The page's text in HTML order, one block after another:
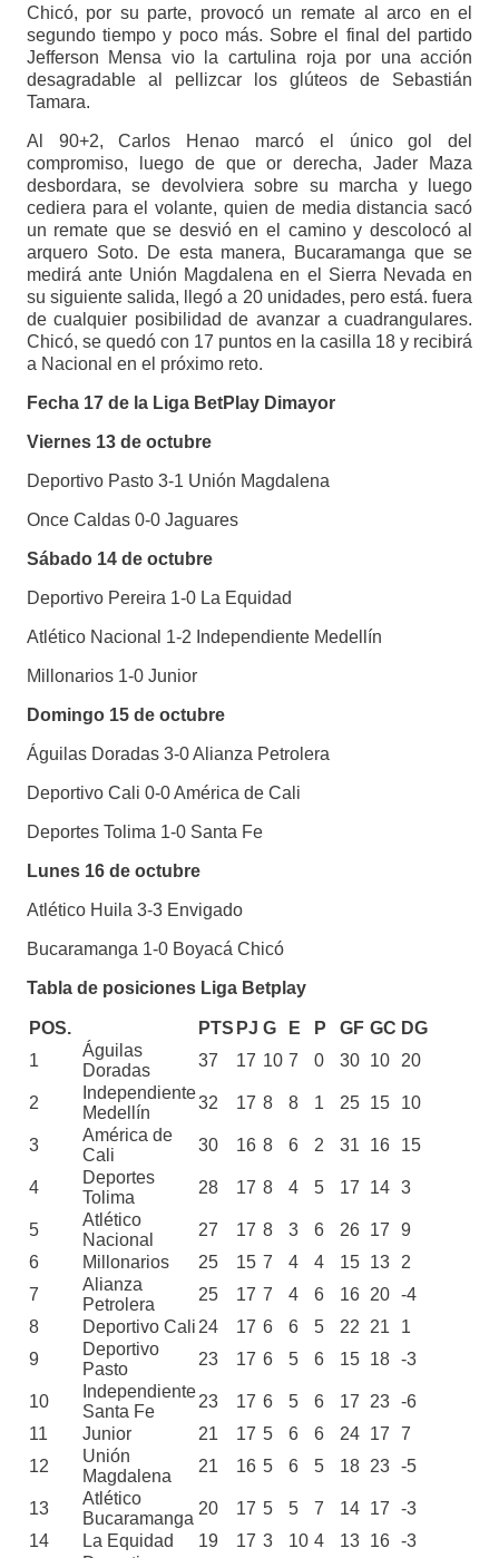
Chicó, por su parte, provocó un remate al arco en el
segundo tiempo y poco más. Sobre el final del partido
Jefferson Mensa vio la cartulina roja por una acción
desagradable al pellizcar los glúteos de Sebastián
Tamara.
Al 90+2, Carlos Henao marcó el único gol del
compromiso, luego de que or derecha, Jader Maza
desbordara, se devolviera sobre su marcha y luego
cediera para el volante, quien de media distancia sacó
un remate que se desvió en el camino y descolocó al
arquero Soto. De esta manera, Bucaramanga que se
medirá ante Unión Magdalena en el Sierra Nevada en
su siguiente salida, llegó a 20 unidades, pero está. fuera
de cualquier posibilidad de avanzar a cuadrangulares.
Chicó, se quedó con 17 puntos en la casilla 18 y recibirá
a Nacional en el próximo reto.
Fecha 17 de la Liga BetPlay Dimayor
Viernes 13 de octubre
Deportivo Pasto 3-1 Unión Magdalena
Once Caldas 0-0 Jaguares
Sábado 14 de octubre
Deportivo Pereira 1-0 La Equidad
Atlético Nacional 1-2 Independiente Medellín
Millonarios 1-0 Junior
Domingo 15 de octubre
Águilas Doradas 3-0 Alianza Petrolera
Deportivo Cali 0-0 América de Cali
Deportes Tolima 1-0 Santa Fe
Lunes 16 de octubre
Atlético Huila 3-3 Envigado
Bucaramanga 1-0 Boyacá Chicó
Tabla de posiciones Liga Betplay
POS. PTS PJ G E P GF GC DG
1
Águilas
Doradas
37 17 10 7 0 30 10 20
2
Independiente
Medellín
32 17 8 8 1 25 15 10
3
América de
Cali
30 16 8 6 2 31 16 15
4
Deportes
Tolima
28 17 8 4 5 17 14 3
5
Atlético
Nacional
27 17 8 3 6 26 17
9
6
Millonarios 25 15 7 4 4 15 13 2
7
Alianza
Petrolera
25 17 7 4 6 16 20 -4
8
Deportivo Cali24 17 6 6 5 22 21
1
9
Deportivo
Pasto
23 17 6 5 6 15 18 -3
10
Independiente
Santa Fe
23 17 6 5 6 17 23 -6
11
Junior 21 17 5 6 6 24 17
7
12
Unión
Magdalena
21 16 5 6 5 18 23 -5
13
Atlético
Bucaramanga
20 17 5 5 7 14 17
-3
14
La Equidad 19 17 3 10 4 13 16 -3